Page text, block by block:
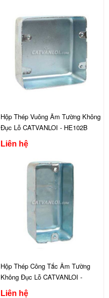
Hộp Thép Vuông Âm Tường Không
Đục Lỗ CATVANLOI - HE102B
Liên hệ
Hộp Thép Công Tắc Âm Tường
Không Đục Lỗ CATVANLOI -
HE157
Liên hệ